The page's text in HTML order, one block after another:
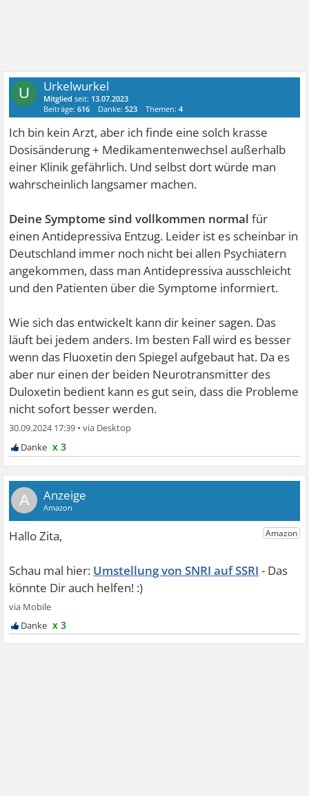
U Urkelwurkel
Mitglied seit: 13.07.2023
Beiträge:616 Danke:523 Themen:4
Ich bin kein Arzt, aber ich finde eine solch krasse
Dosisänderung + Medikamentenwechsel außerhalb
einer Klinik gefährlich. Und selbst dort würde man
wahrscheinlich langsamer machen.
Deine Symptome sind vollkommen normalfür
einen Antidepressiva Entzug. Leider ist es scheinbar in
Deutschland immer noch nicht bei allen Psychiatern
angekommen, dass man Antidepressiva ausschleicht
und den Patienten über die Symptome informiert.
Wie sich das entwickelt kann dir keiner sagen. Das
läuft bei jedem anders. Im besten Fall wird es besser
wenn das Fluoxetin den Spiegel aufgebaut hat. Da es
aber nur einen der beiden Neurotransmitter des
Duloxetin bedient kann es gut sein, dass die Probleme
nicht sofort besser werden.
30.09.2024 17:39 •
x 3
A
Umstellung von SNRI auf SSRI
x 3